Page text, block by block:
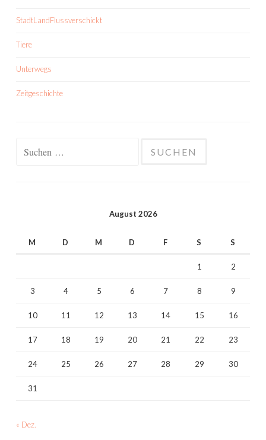
StadtLandFlussverschickt
Tiere
Unterwegs
Zeitgeschichte
August 2026
M D M D F S S
1 2
3 4 5 6 7 8 9
10 11 12 13 14 15 16
17 18 19 20 21 22 23
24 25 26 27 28 29 30
31
« Dez.